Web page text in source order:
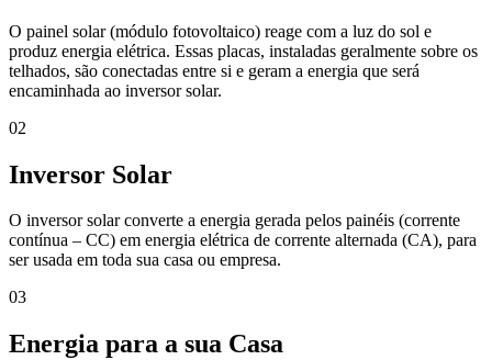
O painel solar (módulo fotovoltaico) reage com a luz do sol e
produz energia elétrica. Essas placas, instaladas geralmente sobre os
telhados, são conectadas entre si e geram a energia que será
encaminhada ao inversor solar.
02
Inversor Solar
O inversor solar converte a energia gerada pelos painéis (corrente
contínua – CC) em energia elétrica de corrente alternada (CA), para
ser usada em toda sua casa ou empresa.
03
Energia para a sua Casa